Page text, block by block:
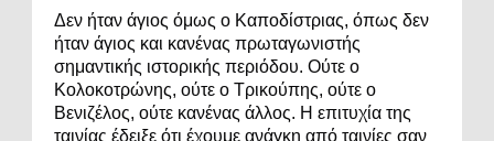
Δεν ήταν άγιος όμως ο Καποδίστριας, όπως δεν
ήταν άγιος και κανένας πρωταγωνιστής
σημαντικής ιστορικής περιόδου. Ούτε ο
Κολοκοτρώνης, ούτε ο Τρικούπης, ούτε ο
Βενιζέλος, ούτε κανένας άλλος. Η επιτυχία της
ταινίας έδειξε ότι έχουμε ανάγκη από ταινίες σαν